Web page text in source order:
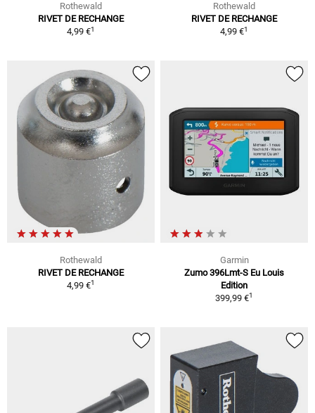
Rothewald
RIVET DE RECHANGE
4,99 €1
Rothewald
RIVET DE RECHANGE
4,99 €1
Rothewald
RIVET DE RECHANGE
4,99 €1
Garmin
Zumo 396Lmt-S Eu Louis
Edition
399,99 €1